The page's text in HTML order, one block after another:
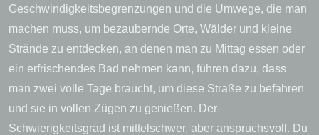
Geschwindigkeitsbegrenzungen und die Umwege, die man
machen muss, um bezaubernde Orte, Wälder und kleine
Strände zu entdecken, an denen man zu Mittag essen oder
ein erfrischendes Bad nehmen kann, führen dazu, dass
man zwei volle Tage braucht, um diese Straße zu befahren
und sie in vollen Zügen zu genießen. Der
Schwierigkeitsgrad ist mittelschwer, aber anspruchsvoll. Du